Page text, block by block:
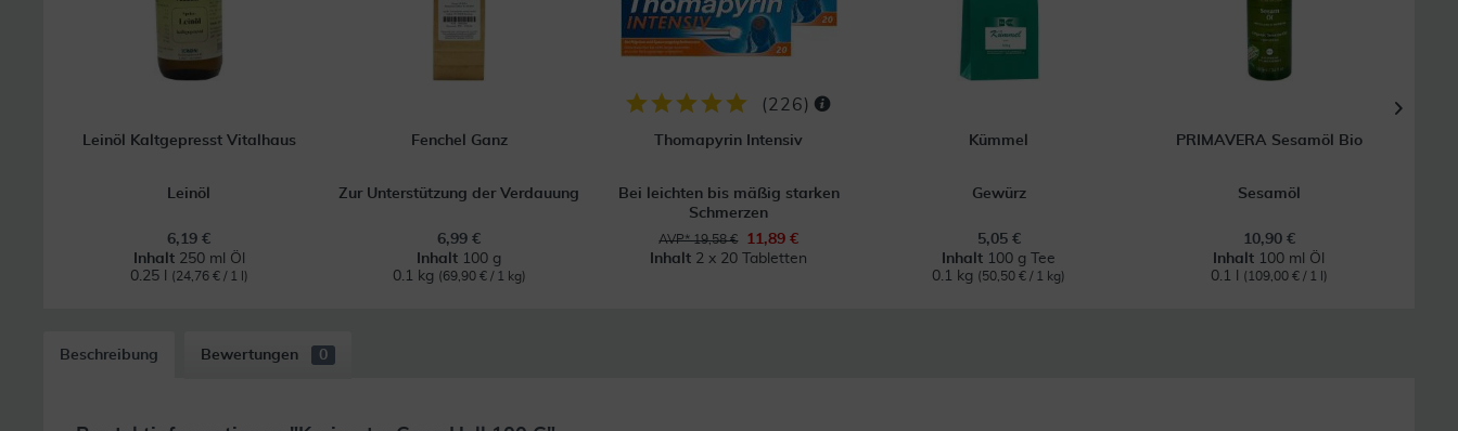
Leinöl Kaltgepresst Vitalhaus
Leinöl
6,19 €
Inhalt 250 ml Öl
0.25 l
(24,76 € / 1 l)
Fenchel Ganz
Zur Unterstützung der Verdauung
6,99 €
Inhalt 100 g
0.1 kg (69,90 € / 1 kg)
(226)
Thomapyrin Intensiv
Bei leichten bis mäßig starken
Schmerzen
AVP* 19,58 €
11,89 €
Inhalt 2 x 20 Tabletten
Kümmel
Gewürz
5,05 €
Inhalt 100 g Tee
0.1 kg (50,50 € / 1 kg)
PRIMAVERA Sesamöl Bio
Sesamöl
10,90 €
Inhalt 100 ml Öl
0.1 l
(109,00 € / 1 l)
Beschreibung Bewertungen 0